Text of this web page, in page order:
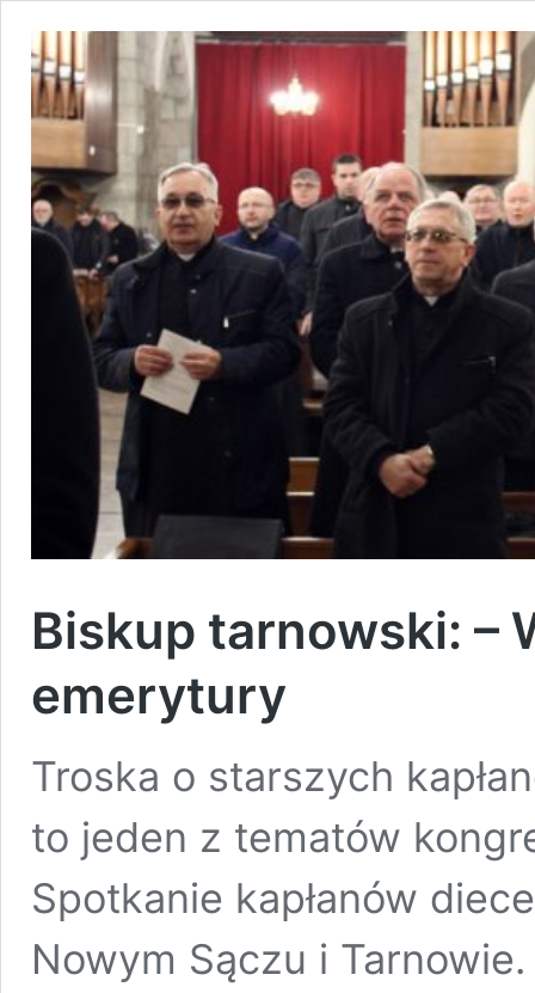
Biskup tarnowski: –
emerytury
Troska o starszych
to jeden z tematów
Spotkanie kapłanów
Nowym Sączu i